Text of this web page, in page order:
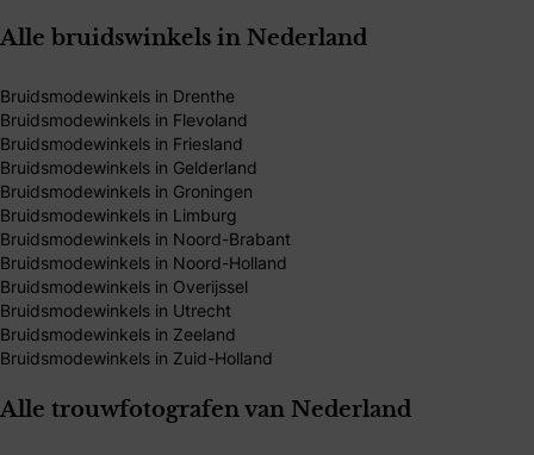
Alle bruidswinkels in Nederland
Bruidsmodewinkels in Drenthe
Bruidsmodewinkels in Flevoland
Bruidsmodewinkels in Friesland
Bruidsmodewinkels in Gelderland
Bruidsmodewinkels in Groningen
Bruidsmodewinkels in Limburg
Bruidsmodewinkels in Noord-Brabant
Bruidsmodewinkels in Noord-Holland
Bruidsmodewinkels in Overijssel
Bruidsmodewinkels in Utrecht
Bruidsmodewinkels in Zeeland
Bruidsmodewinkels in Zuid-Holland
Alle trouwfotografen van Nederland